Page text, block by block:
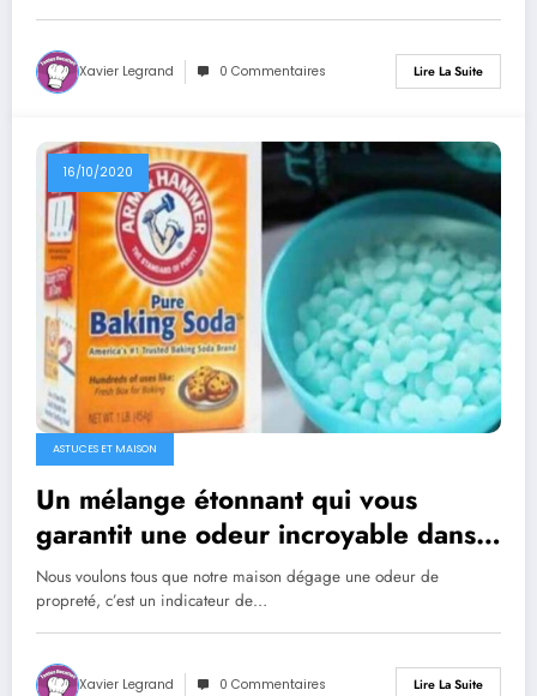
Xavier Legrand 0 Commentaires Lire La Suite
16/10/2020
ASTUCES ET MAISON
Un mélange étonnant qui vous
garantit une odeur incroyable dans
la maison
Nous voulons tous que notre maison dégage une odeur de
propreté, c’est un indicateur de…
Xavier Legrand 0 Commentaires Lire La Suite